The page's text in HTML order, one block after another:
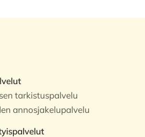
tarkistuspalvelu
annosjakelupalvelu